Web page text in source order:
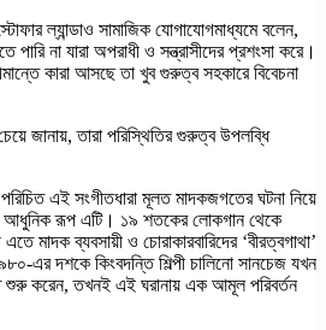
ল্যান্ডাও সামাজিক যোগাযোগমাধ্যমে বলেন,
না যারা অপরাধী ও সন্ত্রাসীদের প্রশংসা করে।
কারা আসছে তা খুব গুরুত্ব সহকারে বিবেচনা
জানায়, তারা পরিস্থিতির গুরুত্ব উপলব্ধি
এই সংগীতধারা মূলত মাদকজগতের ঘটনা নিয়ে
আধুনিক রূপ এটি। ১৯ শতকের লোকগান থেকে
মাদক ব্যবসায়ী ও চোরাকারবারিদের ‘বীরত্বগাথা’
এর দশকে কিংবদন্তি শিল্পী চালিনো সানচেজ যখন
শুরু করেন, তখনই এই ঘরানায় এক আমূল পরিবর্তন